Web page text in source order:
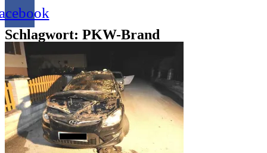
Schlagwort: PKW-Brand